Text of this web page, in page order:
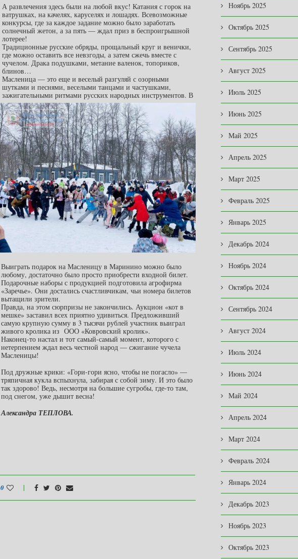
А развлечения здесь были на любой вкус! Катания с горок на
ватрушках, на качелях, каруселях и лошадях. Всевозможные
конкурсы, где за каждое задание можно было заработать
солнечный жетон, а за пять — ждал приз в беспроигрышной
лотерее!
Традиционные русские обряды, прощальный круг и венички,
где можно оставить все невзгоды, а затем сжечь вместе с
чучелом. Драка подушками, метание валенок, топориков,
блинов…
Масленица — это еще и веселый разгуляй с озорными
шутками и песнями, веселыми танцами и частушками,
зажигательными ритмами русских народных инструментов. В
Выиграть подарок на Масленицу в Маринино можно было
любому, достаточно было просто приобрести входной билет.
Подарочные наборы с продукцией подготовила агрофирма
«Заречье». Они достались счастливчикам, чьи номера билетов
вытащили зрители.
Правда, на этом сюрпризы не закончились. Аукцион «кот в
мешке» заставил всех приятно удивиться. Предложивший
самую крупную сумму в 3 тысячи рублей участник выиграл
живого кролика из ООО «Ковровский кролик».
Наконец-то настал и тот самый-самый момент, которого с
нетерпением ждал весь честной народ — сжигание чучела
Масленицы!
Под дружные крики: «Гори-гори ясно, чтобы не погасло» —
тряпичная кукла вспыхнула, забирая с собой зиму. И это было
так здорово! Ведь, несмотря на большие сугробы, где-то там,
под снегом, уже дышит весна!
Александра ТЕПЛОВА.
0
Ноябрь 2025
Октябрь 2025
Сентябрь 2025
Август 2025
Июль 2025
Июнь 2025
Май 2025
Апрель 2025
Март 2025
Февраль 2025
Январь 2025
Декабрь 2024
Ноябрь 2024
Октябрь 2024
Сентябрь 2024
Август 2024
Июль 2024
Июнь 2024
Май 2024
Апрель 2024
Март 2024
Февраль 2024
Январь 2024
Декабрь 2023
Ноябрь 2023
Октябрь 2023